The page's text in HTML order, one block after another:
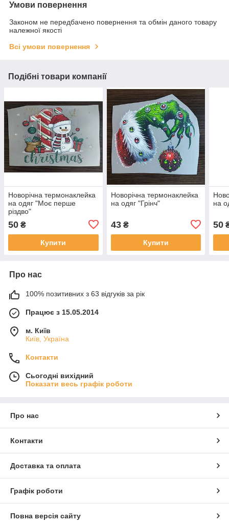
Умови повернення
Законом не передбачено повернення та обмін даного товару
належної якості
Всі умови повернення
Подібні товари компанії
Новорічна термонаклейка
на одяг "Моє перше
різдво"
50 ₴
Купити
Новорічна термонаклейка
на одяг "Грінч"
43₴
Купити
на
50
Про нас
100% позитивних з 63 відгуків за рік
Працює з 15.05.2014
м. Київ
Київ, Україна
Контакти
Сьогодні вихідний
Показати весь графік роботи
Про нас
Контакти
Доставка та оплата
Графік роботи
Повна версія сайту